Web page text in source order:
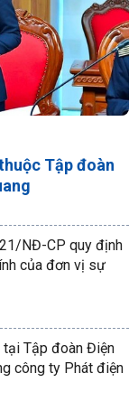
Tập đoàn
NĐ-CP quy định
của đơn vị sự
tại Tập đoàn Điện
công ty Phát điện